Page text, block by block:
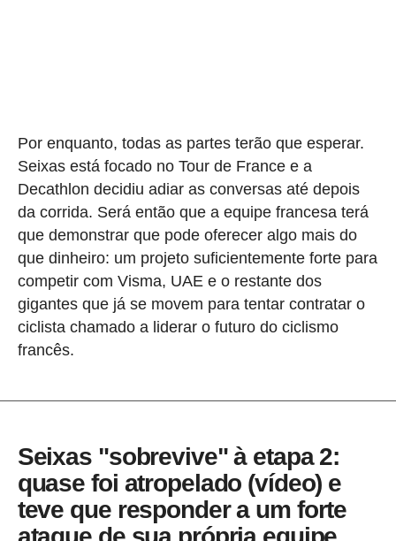
Por enquanto, todas as partes terão que esperar.
Seixas está focado no Tour de France e a
Decathlon decidiu adiar as conversas até depois
da corrida. Será então que a equipe francesa terá
que demonstrar que pode oferecer algo mais do
que dinheiro: um projeto suficientemente forte para
competir com Visma, UAE e o restante dos
gigantes que já se movem para tentar contratar o
ciclista chamado a liderar o futuro do ciclismo
francês.
Seixas "sobrevive" à etapa 2:
quase foi atropelado (vídeo) e
teve que responder a um forte